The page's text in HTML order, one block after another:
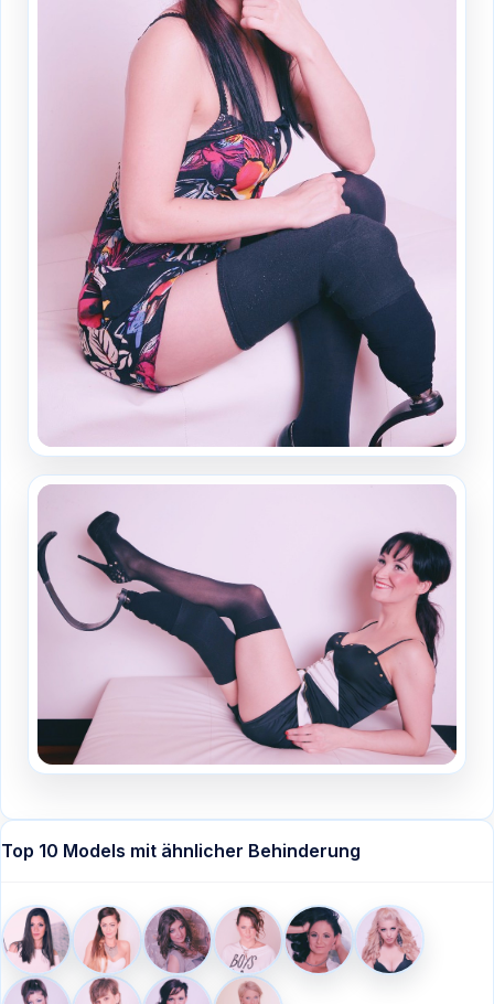
Top 10 Models mit ähnlicher Behinderung